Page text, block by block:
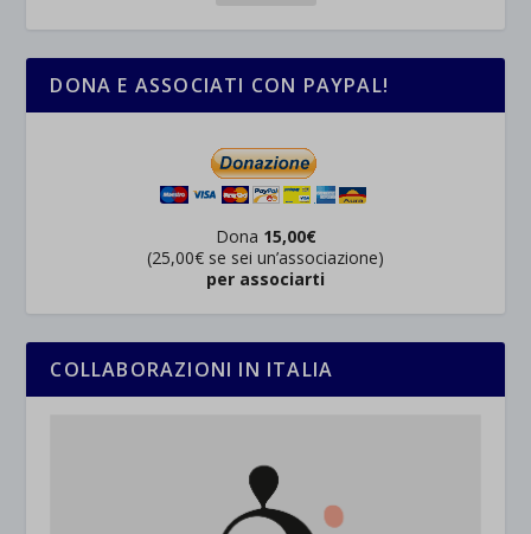
DONA E ASSOCIATI CON PAYPAL!
Dona 15,00€
(25,00€ se sei un’associazione)
per associarti
COLLABORAZIONI IN ITALIA